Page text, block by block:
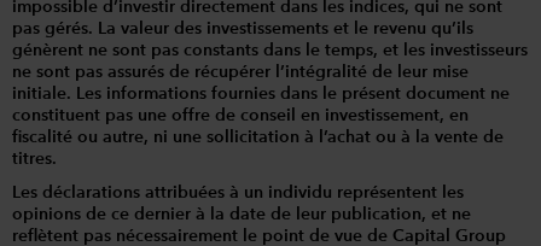
impossible d’investir directement dans les indices, qui ne sont
pas gérés. La valeur des investissements et le revenu qu’ils
génèrent ne sont pas constants dans le temps, et les investisseurs
ne sont pas assurés de récupérer l’intégralité de leur mise
initiale. Les informations fournies dans le présent document ne
constituent pas une offre de conseil en investissement, en
fiscalité ou autre, ni une sollicitation à l’achat ou à la vente de
titres.
Les déclarations attribuées à un individu représentent les
opinions de ce dernier à la date de leur publication, et ne
reflètent pas nécessairement le point de vue de Capital Group